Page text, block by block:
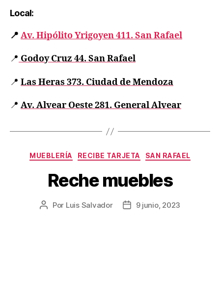
Local:
📍 Av. Hipólito Yrigoyen 411. San Rafael
📍 Godoy Cruz 44. San Rafael
📍 Las Heras 373. Ciudad de Mendoza
📍 Av. Alvear Oeste 281. General Alvear
MUEBLERÍA RECIBE TARJETA SAN RAFAEL
Reche muebles
Por Luis Salvador 9 junio, 2023